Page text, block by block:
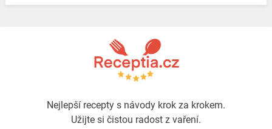
Nejlepší recepty s návody krok za krokem.
Užijte si čistou radost z vaření.